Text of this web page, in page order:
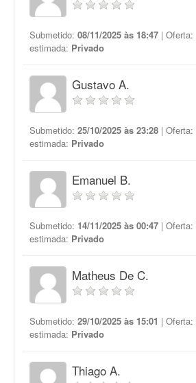
Submetido: 08/11/2025 às 18:47 | Oferta:
estimada: Privado
Gustavo A.
Submetido: 25/10/2025 às 23:28 | Oferta:
estimada: Privado
Emanuel B.
Submetido: 14/11/2025 às 00:47 | Oferta:
estimada: Privado
Matheus De C.
Submetido: 29/10/2025 às 15:01 | Oferta:
estimada: Privado
Thiago A.